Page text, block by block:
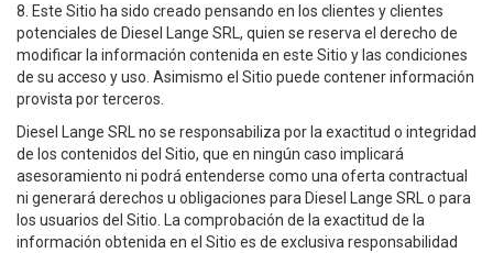
8. Este Sitio ha sido creado pensando en los clientes y clientes
potenciales de Diesel Lange SRL, quien se reserva el derecho de
modificar la información contenida en este Sitio y las condiciones
de su acceso y uso. Asimismo el Sitio puede contener información
provista por terceros.
Diesel Lange SRL no se responsabiliza por la exactitud o integridad
de los contenidos del Sitio, que en ningún caso implicará
asesoramiento ni podrá entenderse como una oferta contractual
ni generará derechos u obligaciones para Diesel Lange SRL o para
los usuarios del Sitio. La comprobación de la exactitud de la
información obtenida en el Sitio es de exclusiva responsabilidad